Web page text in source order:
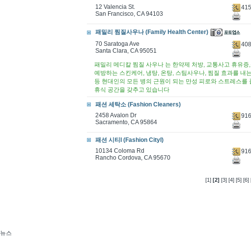
12 Valencia St.
San Francisco, CA 94103
패밀리 찜질사우나 (Family Health Center)
70 Saratoga Ave
Santa Clara, CA 95051
패밀리 메디칼 찜질 사우나 는 한약제 처방, 교통사고 휴유
예방하는 스킨케어, 냉탕, 온탕, 스팀사우나, 찜질 효과를 내
등 현대인의 모든 병의 근원이 되는 만성 피로와 스트레스
휴식 공간을 갖추고 있습니다
패션 세탁소 (Fashion Cleaners)
2458 Avalon Dr
Sacramento, CA 95864
패션 시티I (Fashion CityI)
10134 Coloma Rd
Rancho Cordova, CA 95670
[1] [2] [3] [4] [5] [6]
뉴스